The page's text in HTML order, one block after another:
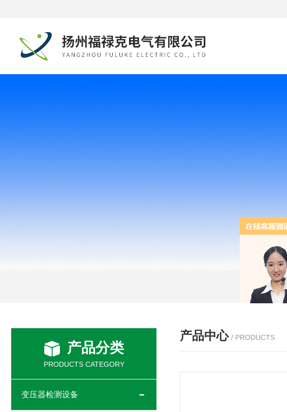
产品分类
PRODUCTS CATEGORY
变压器检测设备
产品中心 / PRODUCTS